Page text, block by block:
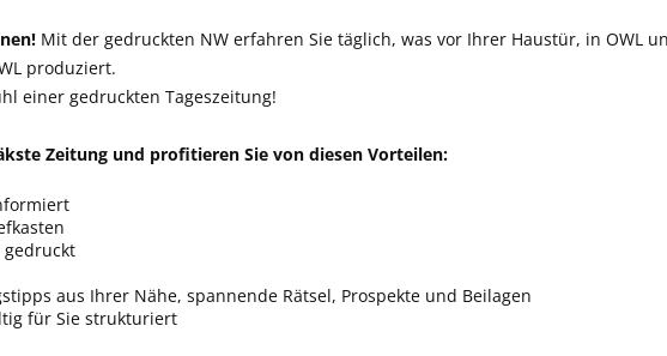
Mit der gedruckten NW erfahren Sie täglich, was vor Ihrer Haustür, in OWL
produziert.
einer gedruckten Tageszeitung!
Zeitung und profitieren Sie von diesen Vorteilen:
aus Ihrer Nähe, spannende Rätsel, Prospekte und Beilagen
für Sie strukturiert